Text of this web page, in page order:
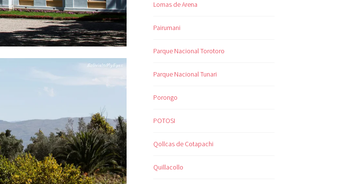
Lomas de Arena
Pairumani
Parque Nacional Torotoro
Parque Nacional Tunari
Porongo
POTOSI
Qollcas de Cotapachi
Quillacollo